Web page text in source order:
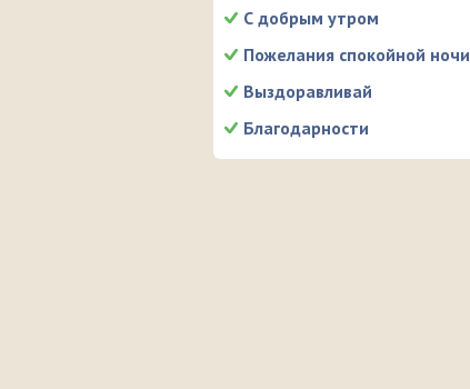
С добрым утром
Пожелания спокойной ночи
Выздоравливай
Благодарности